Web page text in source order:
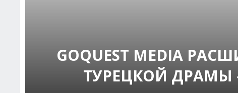
GOQUEST MEDIA
ТУРЕЦКОЙ ДРАМЫ